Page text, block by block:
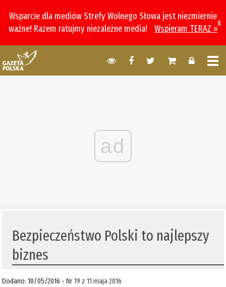
Wsparcie dla mediów Strefy Wolnego Słowa jest niezmiernie
ważne! Razem ratujmy niezależne media!
Wspieram TERAZ »
x
ad
Bezpieczeństwo Polski to najlepszy
biznes
Dodano: 10/05/2016 -Nr 19 z 11 maja 2016